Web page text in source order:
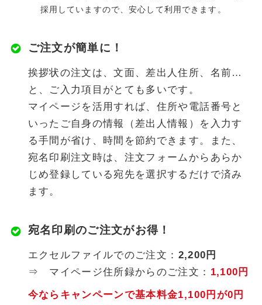
採用していますので、安心して利用できます。
ご注文が簡単に！
挨拶状の注文は、文面、差出人住所、名前…
と、ご入力項目がとても多いです。
マイページを活用すれば、住所や電話番号と
いったご自身の情報（差出人情報）を入力す
る手間が省け、時間を節約できます。また、
宛名印刷注文時は、注文フォームからあらか
じめ登録している宛先を選択するだけで済み
ます。
宛名印刷のご注文がお得！
エクセルファイルでのご注文： 2,200円
⇒ マイページ住所録からのご注文： 1,100円
今ならキャンペーンで基本料金1,100円が0円